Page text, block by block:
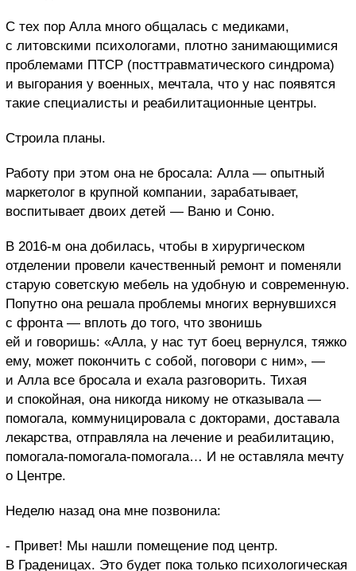
С тех пор Алла много общалась с медиками,
с литовскими психологами, плотно занимающимися
проблемами ПТСР (посттравматического синдрома)
и выгорания у военных, мечтала, что у нас появятся
такие специалисты и реабилитационные центры.
Строила планы.
Работу при этом она не бросала: Алла — опытный
маркетолог в крупной компании, зарабатывает,
воспитывает двоих детей — Ваню и Соню.
В 2016-м она добилась, чтобы в хирургическом
отделении провели качественный ремонт и поменяли
старую советскую мебель на удобную и современную.
Попутно она решала проблемы многих вернувшихся
с фронта — вплоть до того, что звонишь
ей и говоришь: «Алла, у нас тут боец вернулся, тяжко
ему, может покончить с собой, поговори с ним», —
и Алла все бросала и ехала разговорить. Тихая
и спокойная, она никогда никому не отказывала —
помогала, коммуницировала с докторами, доставала
лекарства, отправляла на лечение и реабилитацию,
помогала-помогала-помогала… И не оставляла мечту
о Центре.
Неделю назад она мне позвонила:
- Привет! Мы нашли помещение под центр.
В Граденицах. Это будет пока только психологическая